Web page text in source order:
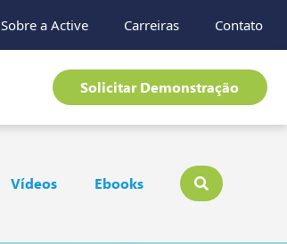
Sobre a Active Carreiras Contato
Solicitar Demonstração
Vídeos Ebooks